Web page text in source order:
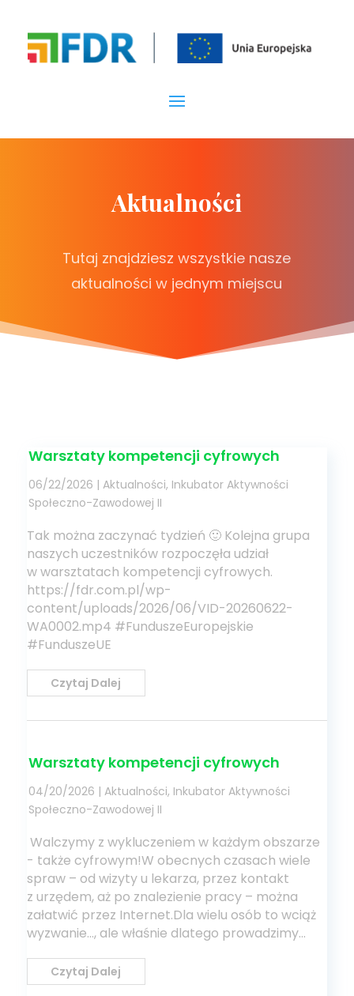
Aktualności
Tutaj znajdziesz wszystkie nasze
aktualności w jednym miejscu
Warsztaty kompetencji cyfrowych
06/22/2026 |Aktualności, Inkubator Aktywności
Społeczno-Zawodowej II
Tak można zaczynać tydzień 🙂 Kolejna grupa
naszych uczestników rozpoczęła udział
w warsztatach kompetencji cyfrowych.
https://fdr.com.pl/wp-
content/uploads/2026/06/VID-20260622-
WA0002.mp4 #FunduszeEuropejskie
#FunduszeUE
Czytaj Dalej
Warsztaty kompetencji cyfrowych
04/20/2026 |Aktualności, Inkubator Aktywności
Społeczno-Zawodowej II
Walczymy z wykluczeniem w każdym obszarze
- także cyfrowym!W obecnych czasach wiele
spraw – od wizyty u lekarza, przez kontakt
z urzędem, aż po znalezienie pracy – można
załatwić przez Internet.Dla wielu osób to wciąż
wyzwanie…, ale właśnie dlatego prowadzimy...
Czytaj Dalej